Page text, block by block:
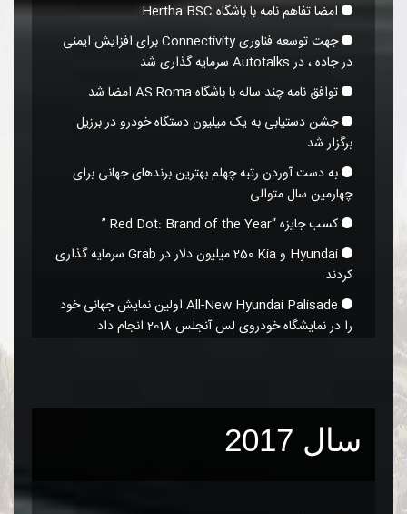
امضا تفاهم نامه با باشگاه Hertha BSC
جهت توسعه فناوری Connectivity برای افزایش ایمنی
در جاده ، در Autotalks سرمایه گذاری شد
توافق نامه چند ساله با باشگاه AS Roma امضا شد
جشن دستیابی به یک میلیون دستگاه خودرو در برزیل
برگزار شد
به دست آوردن رتبه چهلم بهترین برندهای جهانی برای
چهارمین سال متوالی
کسب جایزه “Red Dot: Brand of the Year ”
Hyundai و Kia‏ 250 میلیون دلار در Grab سرمایه گذاری
کردند
All-New Hyundai Palisade اولین نمایش جهانی خود
را در نمایشگاه خودروی لس آنجلس 2018 انجام داد
سال 2017